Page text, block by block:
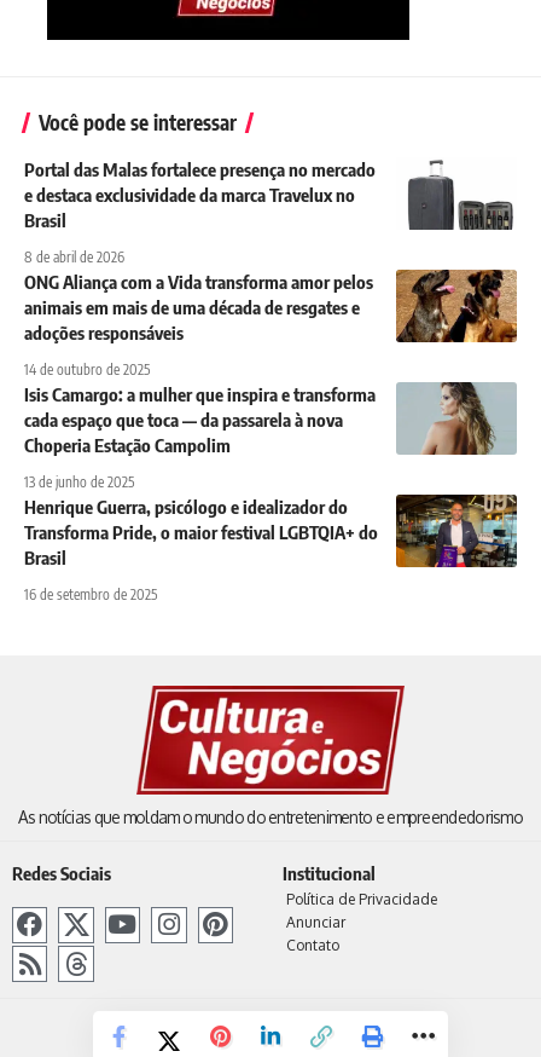
Você pode se interessar
Portal das Malas fortalece presença no mercado
e destaca exclusividade da marca Travelux no
Brasil
8 de abril de 2026
ONG Aliança com a Vida transforma amor pelos
animais em mais de uma década de resgates e
adoções responsáveis
14 de outubro de 2025
Isis Camargo: a mulher que inspira e transforma
cada espaço que toca — da passarela à nova
Choperia Estação Campolim
13 de junho de 2025
Henrique Guerra, psicólogo e idealizador do
Transforma Pride, o maior festival LGBTQIA+ do
Brasil
16 de setembro de 2025
As notícias que moldam o mundo do entretenimento e empreendedorismo
Redes Sociais Institucional
Política de Privacidade
Anunciar
Contato